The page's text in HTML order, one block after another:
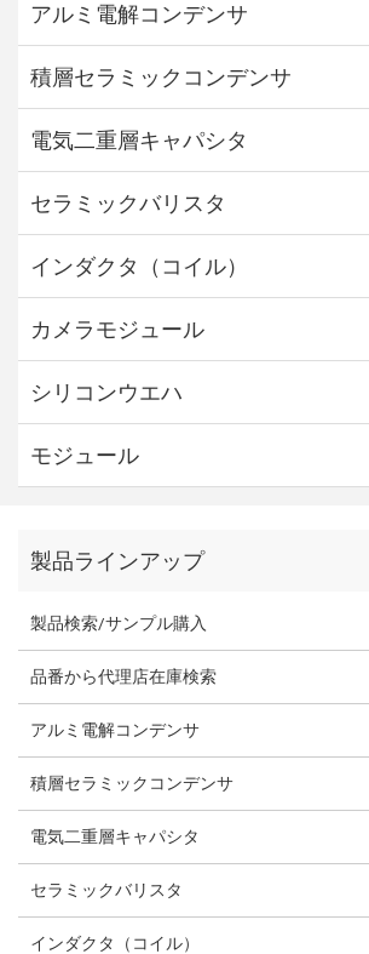
アルミ電解コンデンサ
積層セラミックコンデンサ
電気二重層キャパシタ
セラミックバリスタ
インダクタ（コイル）
カメラモジュール
シリコンウエハ
モジュール
製品ラインアップ
製品検索/サンプル購入
品番から代理店在庫検索
アルミ電解コンデンサ
積層セラミックコンデンサ
電気二重層キャパシタ
セラミックバリスタ
インダクタ（コイル）